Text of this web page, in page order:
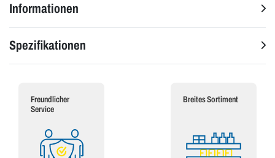
Informationen
Spezifikationen
Freundlicher
Service
Breites Sortiment